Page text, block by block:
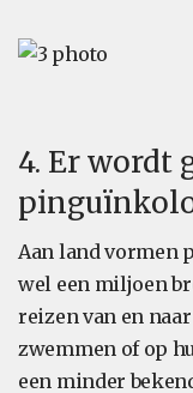
4. Er wordt
Aan land vormen
wel een miljoen
reizen van en
zwemmen of op
een minder